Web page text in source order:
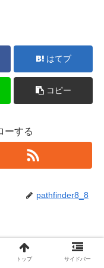
はてブ
コピー
ーする
pathfinder8_8
トップ サイドバー